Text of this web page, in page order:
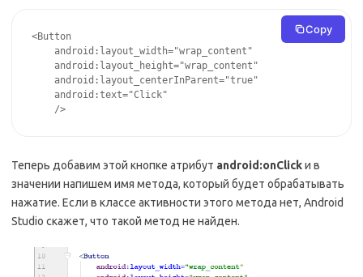
<Button
    android:layout_width="wrap_content"
    android:layout_height="wrap_content"
    android:layout_centerInParent="true"
    android:text="Click"
    />
Copy
Теперь добавим этой кнопке атрибут android:onClickи в
значении напишем имя метода, который будет обрабатывать
нажатие. Если в классе активности этого метода нет, Android
Studio скажет, что такой метод не найден.